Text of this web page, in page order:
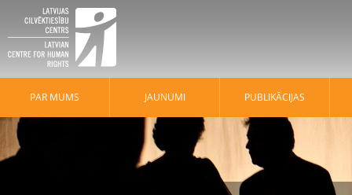
PAR MUMS JAUNUMI PUBLIKĀCIJAS